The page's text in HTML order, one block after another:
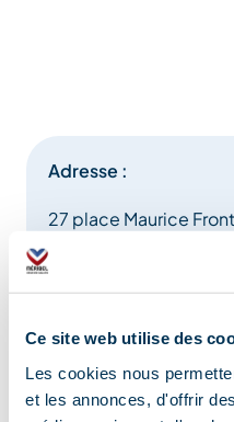
Ce site web utilise des
Les cookies nous
et les annonces, d'offrir
Adresse :
27 place Maurice
24/